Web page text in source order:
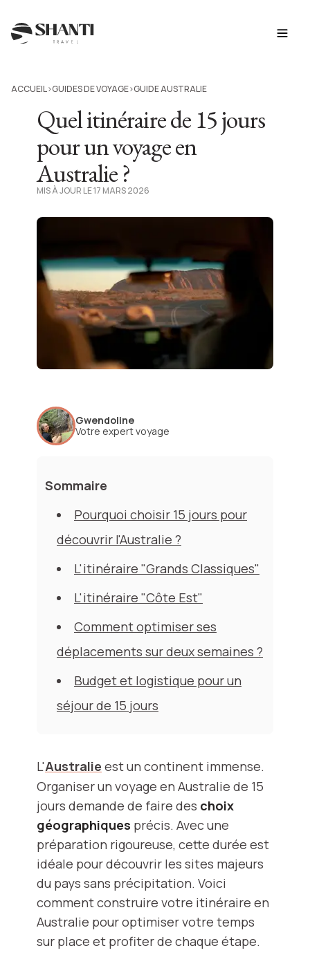
ACCUEIL>GUIDES DE VOYAGE>GUIDE AUSTRALIE
Quel itinéraire de 15 jours
pour un voyage en
Australie ?
MIS À JOUR LE 17 MARS 2026
Gwendoline
Votre expert voyage
Sommaire
Pourquoi choisir 15 jours pour
découvrir l'Australie ?
L'itinéraire "Grands Classiques"
L'itinéraire "Côte Est"
Comment optimiser ses
déplacements sur deux semaines ?
Budget et logistique pour un
séjour de 15 jours
L'Australie est un continent immense.
Organiser un voyage en Australie de 15
jours demande de faire des choix
géographiques précis. Avec une
préparation rigoureuse, cette durée est
idéale pour découvrir les sites majeurs
du pays sans précipitation. Voici
comment construire votre itinéraire en
Australie pour optimiser votre temps
sur place et profiter de chaque étape.